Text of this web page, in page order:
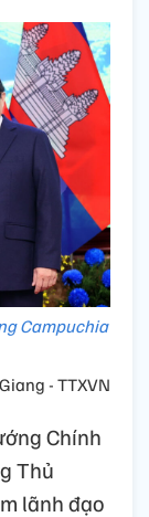
Campuchia
- TTXVN
Chính
Thủ
lãnh đạo